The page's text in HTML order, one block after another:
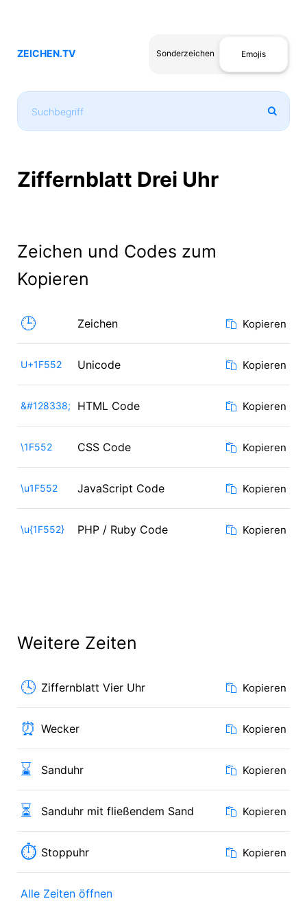
ZEICHEN.TV Sonderzeichen Emojis
Ziffernblatt Drei Uhr
Zeichen und Codes zum
Kopieren
🕒 Zeichen Kopieren
U+1F552 Unicode Kopieren
&#128338; HTML Code Kopieren
\1F552 CSS Code Kopieren
\u1F552 JavaScript Code Kopieren
\u{1F552} PHP / Ruby Code Kopieren
Weitere Zeiten
🕓 Ziffernblatt Vier Uhr Kopieren
⏰ Wecker Kopieren
⌛ Sanduhr Kopieren
⏳ Sanduhr mit fließendem Sand Kopieren
⏱ Stoppuhr Kopieren
Alle Zeiten öffnen